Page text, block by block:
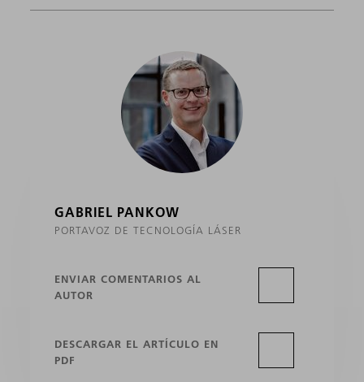
GABRIEL PANKOW
PORTAVOZ DE TECNOLOGÍA LÁSER
ENVIAR COMENTARIOS AL
AUTOR
DESCARGAR EL ARTÍCULO EN
PDF